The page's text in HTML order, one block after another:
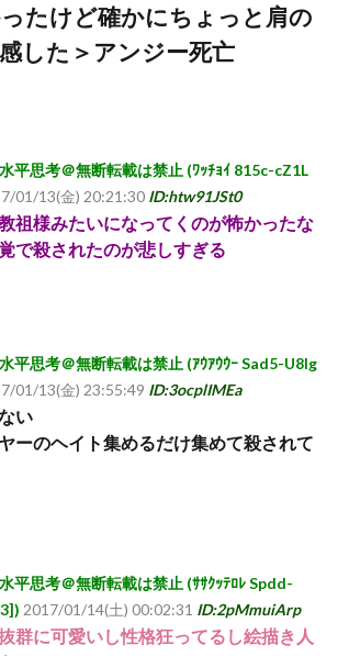
たけど確かにちょっと肩の
した＞アンジー死亡
平思考＠無断転載は禁止 (ﾜｯﾁｮｲ 815c-cZ1L
01/13(金) 20:21:30 ID:htw91JSt0
祖様みたいになってくのが怖かったな
で殺されたのが悲しすぎる
平思考＠無断転載は禁止 (ｱｳｱｳｳｰ Sad5-U8Ig
01/13(金) 23:55:49 ID:3ocplIMEa
い
ーのヘイト集めるだけ集めて殺されて
平思考＠無断転載は禁止 (ｻｻｸｯﾃﾛﾚ Spdd-
2017/01/14(土) 00:02:31 ID:2pMmuiArp
群に可愛いし性格狂ってるし絵描き人